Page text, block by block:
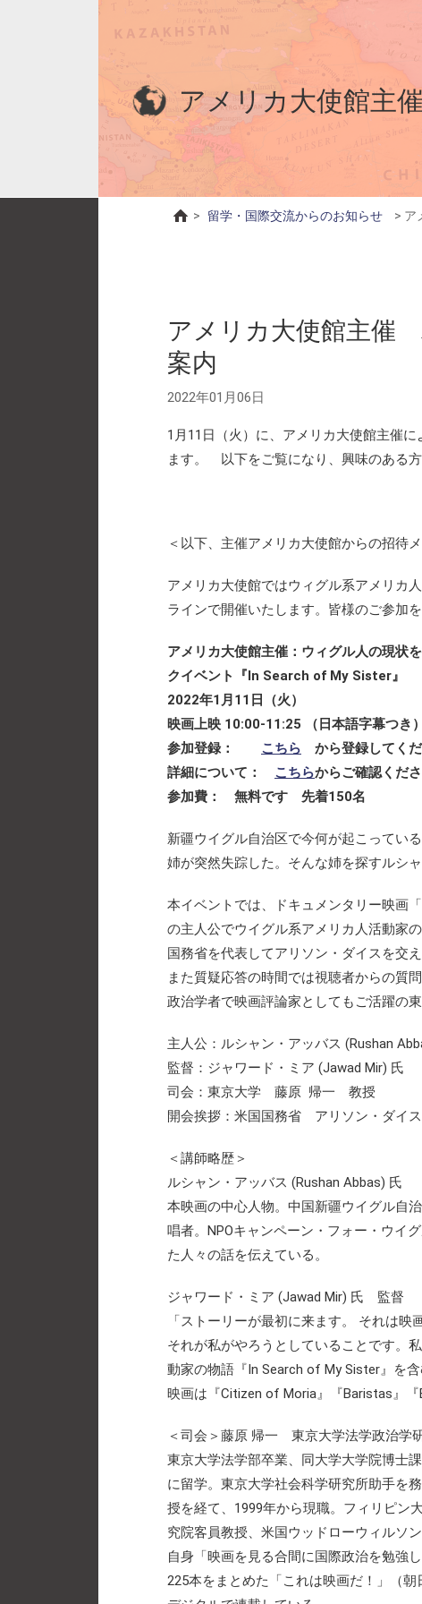
アメリカ大使館主
> 留学・国際交流からのお知らせ > ア
アメリカ大使館主催
案内
2022年01月06日
1月11日（火）に、アメリカ大使館主催
ます。 以下をご覧になり、興味のある
＜以下、主催アメリカ大使館からの
アメリカ大使館ではウィグル系アメリカ
ラインで開催いたします。皆様のご参加
アメリカ大使館主催：ウィグル人の現状
クイベント『In Search of My Sister』
2022年1月11日（火）
映画上映 10:00-11:25 （日本語字幕つ
参加登録： こちら から登録してく
詳細について： こちらからご確認くだ
参加費： 無料です 先着150名
新疆ウイグル自治区で今何が起こってい
姉が突然失踪した。そんな姉を探すルシ
本イベントでは、ドキュメンタリー映画
の主人公でウイグル系アメリカ人活動家
国務省を代表してアリソン・ダイスを交
また質疑応答の時間では視聴者からの質
政治学者で映画評論家としてもご活躍の
主人公：ルシャン・アッバス (Rushan
監督：ジャワード・ミア (Jawad Mir) 氏
司会：東京大学 藤原 帰一 教授
開会挨拶：米国国務省 アリソン・ダイ
＜講師略歴＞
ルシャン・アッバス (Rushan Abbas) 氏
本映画の中心人物。中国新疆ウイグル自
唱者。NPOキャンペーン・フォー・ウイ
た人々の話を伝えている。
ジャワード・ミア (Jawad Mir) 氏 監督
「ストーリーが最初に来ます。 それは
それが私がやろうとしていることです。
動家の物語『In Search of My Sister』を
映画は『Citizen of Moria』『Baristas』『
＜司会＞藤原 帰一 東京大学法学政治
東京大学法学部卒業、同大学大学院博士
に留学。東京大学社会科学研究所助手を
授を経て、1999年から現職。フィリピン
究院客員教授、米国ウッドローウィルソ
自身「映画を見る合間に国際政治を勉強
225本をまとめた「これは映画だ！」（